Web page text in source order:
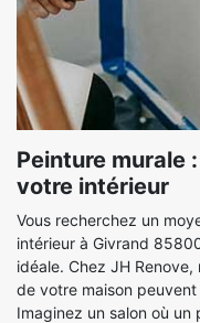
Peinture murale
votre intérieur
Vous recherchez un
intérieur à Givrand
idéale. Chez JH
de votre maison
Imaginez un salon où